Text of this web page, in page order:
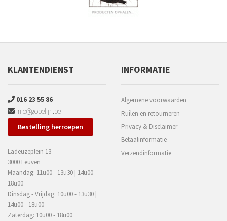
KLANTENDIENST
016 23 55 86
info@gobelijn.be
Bestelling herroepen
Ladeuzeplein 13
3000 Leuven
Maandag: 11u00 - 13u30 | 14u00 -
18u00
Dinsdag - Vrijdag: 10u00 - 13u30 |
14u00 - 18u00
Zaterdag: 10u00 - 18u00
INFORMATIE
Algemene voorwaarden
Ruilen en retourneren
Privacy & Disclaimer
Betaalinformatie
Verzendinformatie